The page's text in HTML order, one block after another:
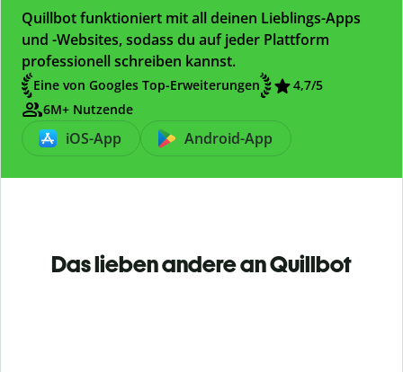
Quillbot funktioniert mit all deinen Lieblings-Apps
und -Websites, sodass du auf jeder Plattform
professionell schreiben kannst.
Eine von Googles Top-Erweiterungen
4,7/5
6M+ Nutzende
iOS-App Android-App
Das lieben andere an Quillbot